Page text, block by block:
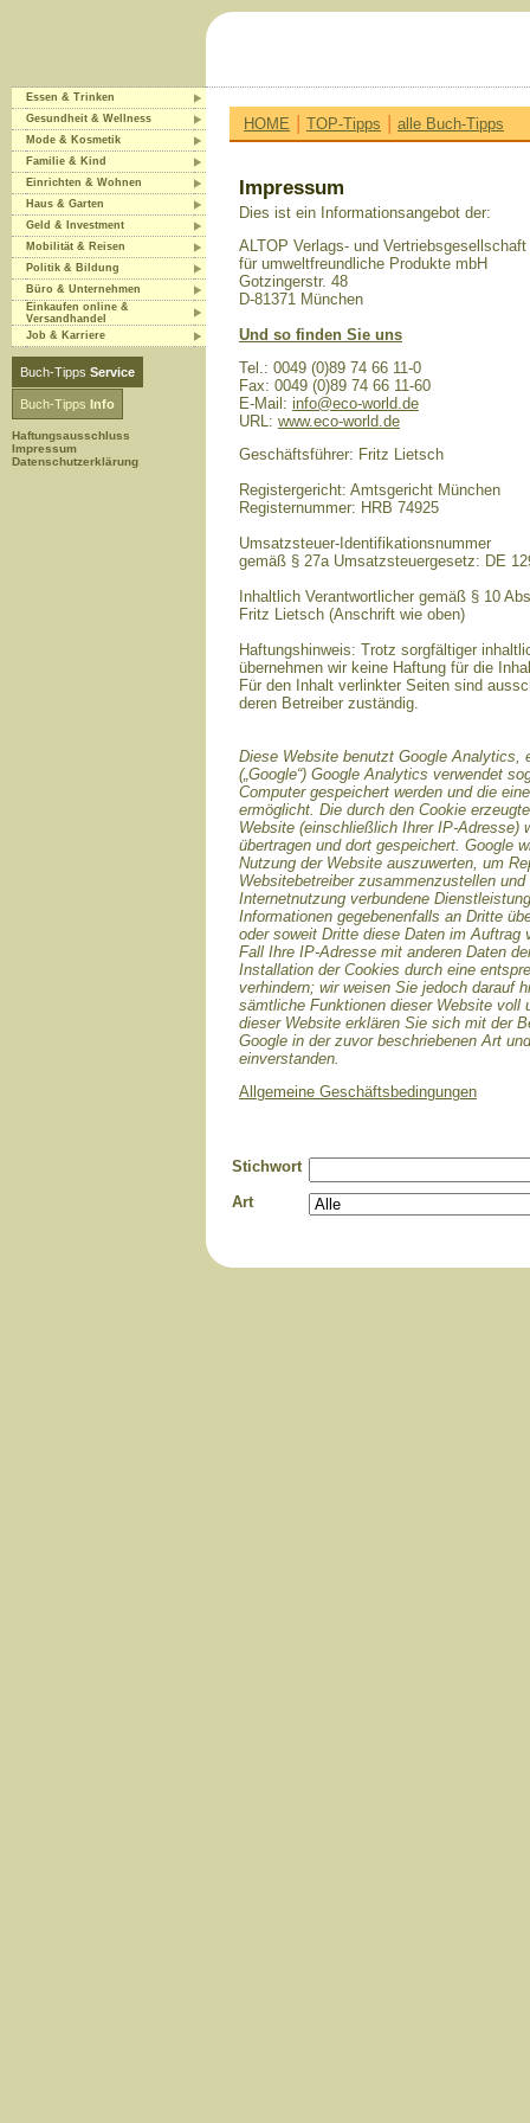
Essen & Trinken
Gesundheit & Wellness
Mode & Kosmetik
Familie & Kind
Einrichten & Wohnen
Haus & Garten
Geld & Investment
Mobilität & Reisen
Politik & Bildung
Büro & Unternehmen
Einkaufen online &
Versandhandel
Job & Karriere
Buch-Tipps Service
Buch-Tipps Info
Haftungsausschluss
Impressum
Datenschutzerklärung
HOME | TOP-Tipps | alle Buch-Tipps
Impressum
Dies ist ein Informationsangebot der:
ALTOP Verlags- und Vertriebsgesellschaft
für umweltfreundliche Produkte mbH
Gotzingerstr. 48
D-81371 München
Und so finden Sie uns
Tel.: 0049 (0)89 74 66 11-0
Fax: 0049 (0)89 74 66 11-60
E-Mail: info@eco-world.de
URL: www.eco-world.de
Geschäftsführer: Fritz Lietsch
Registergericht: Amtsgericht München
Registernummer: HRB 74925
Umsatzsteuer-Identifikationsnummer
gemäß § 27a Umsatzsteuergesetz: DE
Inhaltlich Verantwortlicher gemäß § 10
Fritz Lietsch (Anschrift wie oben)
Haftungshinweis: Trotz sorgfältiger
übernehmen wir keine Haftung für die
Für den Inhalt verlinkter Seiten sind
deren Betreiber zuständig.
Diese Website benutzt Google Analytics,
(„Google“) Google Analytics verwendet
Computer gespeichert werden und die
ermöglicht. Die durch den Cookie
Website (einschließlich Ihrer IP-Adresse)
übertragen und dort gespeichert. Google
Nutzung der Website auszuwerten, um
Websitebetreiber zusammenzustellen
Internetnutzung verbundene
Informationen gegebenenfalls an Dritte
oder soweit Dritte diese Daten im Auftrag
Fall Ihre IP-Adresse mit anderen Daten
Installation der Cookies durch eine
verhindern; wir weisen Sie jedoch darauf
sämtliche Funktionen dieser Website voll
dieser Website erklären Sie sich mit der
Google in der zuvor beschriebenen Art
einverstanden.
Allgemeine Geschäftsbedingungen
Stichwort
Art